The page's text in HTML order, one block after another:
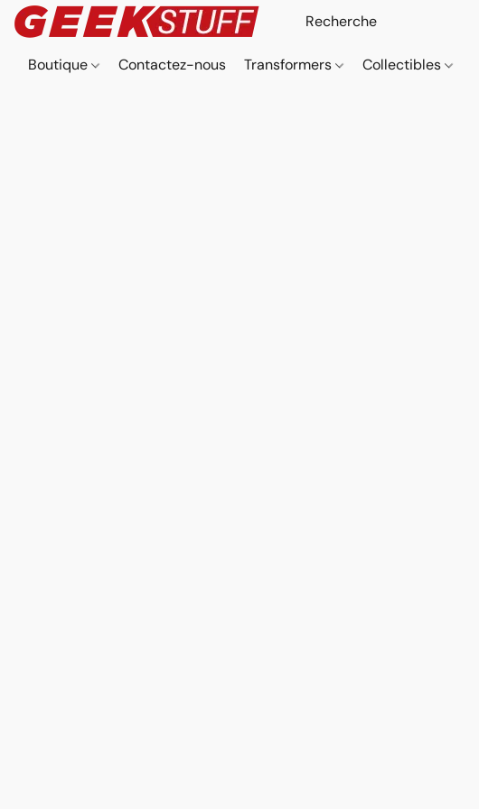
Boutique Contactez-nous Transformers Collectibles